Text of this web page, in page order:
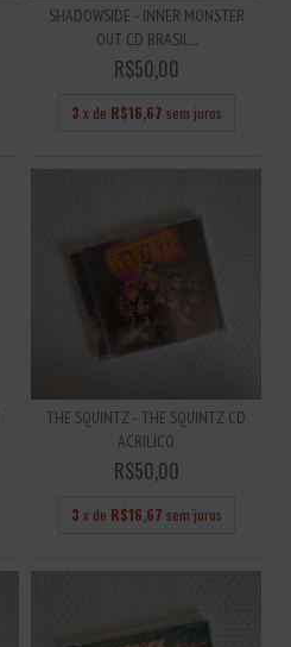
SHADOWSIDE - INNER MONSTER
OUT CD BRASIL...
R$50,00
3 x de R$16,67 sem juros
THE SQUINTZ - THE SQUINTZ CD
ACRILICO
R$50,00
3 x de R$16,67 sem juros